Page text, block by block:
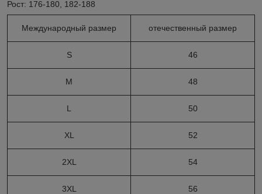
Рост: 176-180, 182-188
Международный размер отечественный размер
S 46
M 48
L 50
XL 52
2XL 54
3XL 56